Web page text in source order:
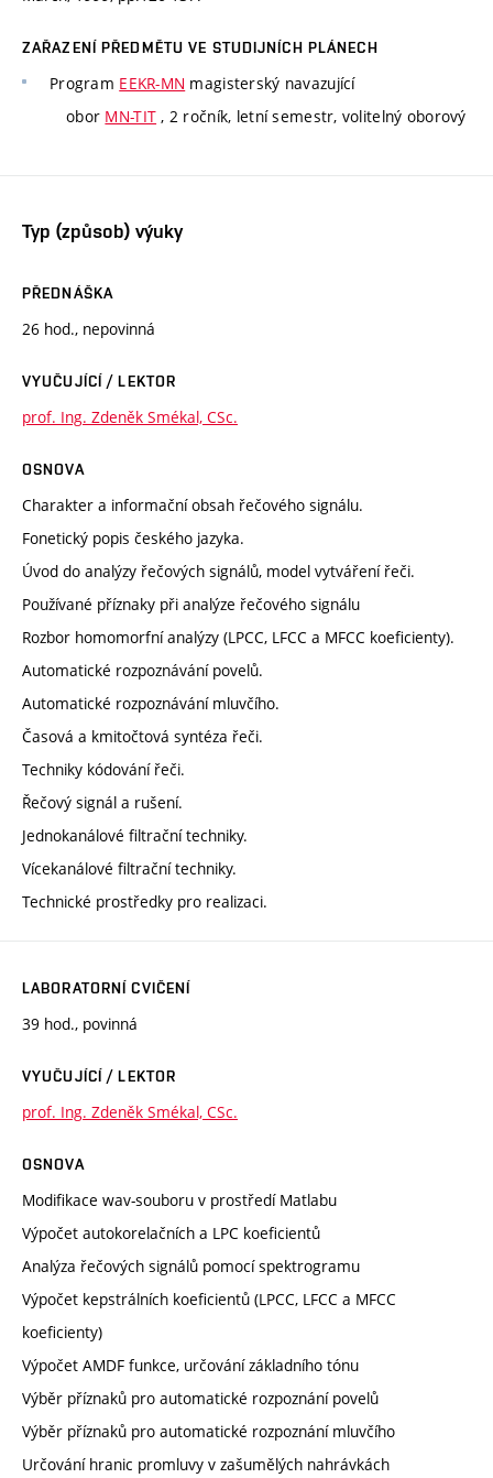
ZAŘAZENÍ PŘEDMĚTU VE STUDIJNÍCH PLÁNECH
Program EEKR-MN magisterský navazující
obor MN-TIT , 2 ročník, letní semestr, volitelný oborový
Typ (způsob) výuky
PŘEDNÁŠKA
26 hod., nepovinná
VYUČUJÍCÍ / LEKTOR
prof. Ing. Zdeněk Smékal, CSc.
OSNOVA
Charakter a informační obsah řečového signálu.
Fonetický popis českého jazyka.
Úvod do analýzy řečových signálů, model vytváření řeči.
Používané příznaky při analýze řečového signálu
Rozbor homomorfní analýzy (LPCC, LFCC a MFCC koeficienty).
Automatické rozpoznávání povelů.
Automatické rozpoznávání mluvčího.
Časová a kmitočtová syntéza řeči.
Techniky kódování řeči.
Řečový signál a rušení.
Jednokanálové filtrační techniky.
Vícekanálové filtrační techniky.
Technické prostředky pro realizaci.
LABORATORNÍ CVIČENÍ
39 hod., povinná
VYUČUJÍCÍ / LEKTOR
prof. Ing. Zdeněk Smékal, CSc.
OSNOVA
Modifikace wav-souboru v prostředí Matlabu
Výpočet autokorelačních a LPC koeficientů
Analýza řečových signálů pomocí spektrogramu
Výpočet kepstrálních koeficientů (LPCC, LFCC a MFCC
koeficienty)
Výpočet AMDF funkce, určování základního tónu
Výběr příznaků pro automatické rozpoznání povelů
Výběr příznaků pro automatické rozpoznání mluvčího
Určování hranic promluvy v zašumělých nahrávkách